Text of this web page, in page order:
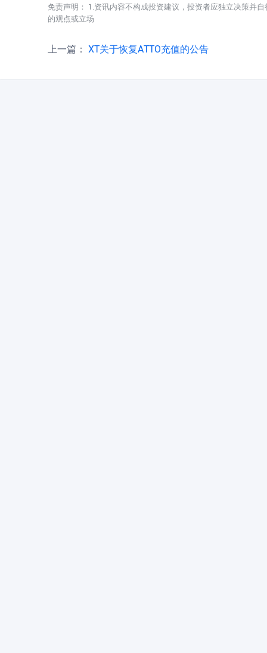
免责声明： 1.资讯内容不构成投资建议，投资者应独立决策并
的观点或立场
上一篇： XT关于恢复ATTO充值的公告